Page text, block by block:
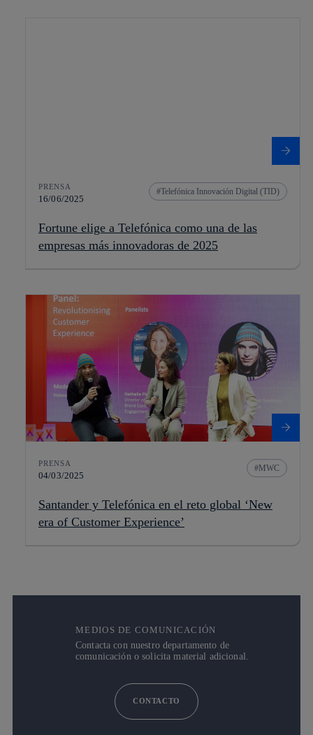
PRENSA
16/06/2025
Telefónica Innovación Digital (TID)
Fortune elige a Telefónica como una de las
empresas más innovadoras de 2025
PRENSA
04/03/2025
MWC
Santander y Telefónica en el reto global ‘New
era of Customer Experience’
MEDIOS DE COMUNICACIÓN
Contacta con nuestro departamento de
comunicación o solicita material adicional.
CONTACTO